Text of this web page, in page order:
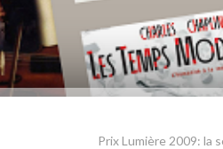
Prix Lumière 2009: la